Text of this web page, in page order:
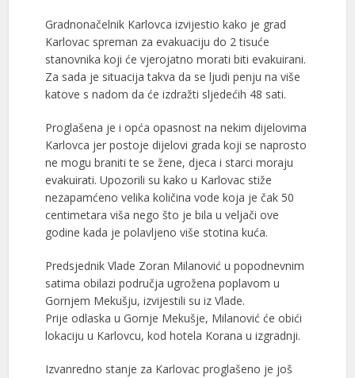
Gradnonačelnik Karlovca izvijestio kako je grad
Karlovac spreman za evakuaciju do 2 tisuće
stanovnika koji će vjerojatno morati biti evakuirani.
Za sada je situacija takva da se ljudi penju na više
katove s nadom da će izdražti sljedećih 48 sati.
Proglašena je i opća opasnost na nekim dijelovima
Karlovca jer postoje dijelovi grada koji se naprosto
ne mogu braniti te se žene, djeca i starci moraju
evakuirati. Upozorili su kako u Karlovac stiže
nezapamćeno velika količina vode koja je čak 50
centimetara viša nego što je bila u veljači ove
godine kada je polavljeno više stotina kuća.
Predsjednik Vlade Zoran Milanović u popodnevnim
satima obilazi područja ugrožena poplavom u
Gornjem Mekušju, izvijestili su iz Vlade.
Prije odlaska u Gornje Mekušje, Milanović će obići
lokaciju u Karlovcu, kod hotela Korana u izgradnji.
Izvanredno stanje za Karlovac proglašeno je još